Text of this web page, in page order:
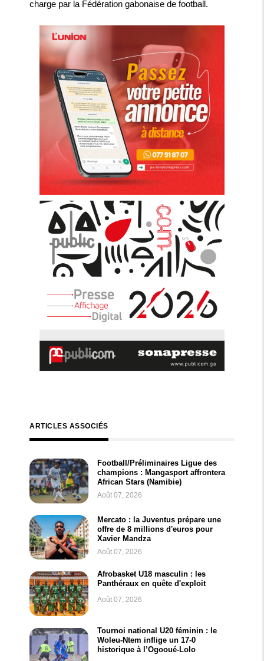
charge par la Fédération gabonaise de football.
ARTICLES ASSOCIÉS
Football/Préliminaires Ligue des
champions : Mangasport affrontera
African Stars (Namibie)
Août 07, 2026
Mercato : la Juventus prépare une
offre de 8 millions d'euros pour
Xavier Mandza
Août 07, 2026
Afrobasket U18 masculin : les
Panthéraux en quête d'exploit
Août 07, 2026
Tournoi national U20 féminin : le
Woleu-Ntem inflige un 17-0
historique à l’Ogooué-Lolo